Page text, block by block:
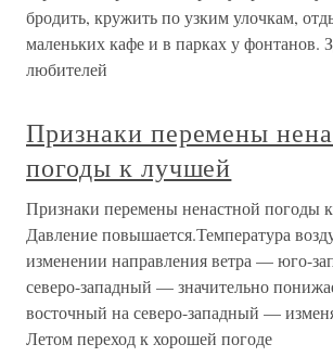
бродить, кружить по узким улочкам,
маленьких кафе и в парках у фонтанов.
любителей
Признаки перемены
погоды к лучшей
Признаки перемены ненастной погоды
Давление повышается.Температура
изменении направления ветра — юго-
северо-западный — значительно
восточный на северо-западный —
Летом переход к хорошей погоде